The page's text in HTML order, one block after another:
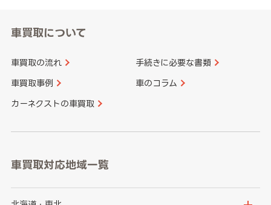
車買取について
車買取の流れ 手続きに必要な書類
車買取事例 車のコラム
カーネクストの車買取
車買取対応地域一覧